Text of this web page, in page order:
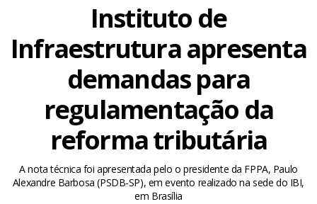
Instituto de
Infraestrutura apresenta
demandas para
regulamentação da
reforma tributária
A nota técnica foi apresentada pelo o presidente da FPPA, Paulo
Alexandre Barbosa (PSDB-SP), em evento realizado na sede do IBI,
em Brasília